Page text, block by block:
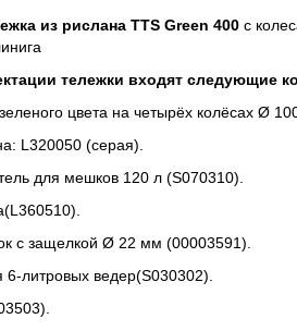
из рислана TTS Green 400 с
тележки входят следующие
цвета на четырёх колёсах Ø
L320050 (серая).
для мешков 120 л (S070310).
с защелкой Ø 22 мм (00003591).
литровых ведер(S030302).